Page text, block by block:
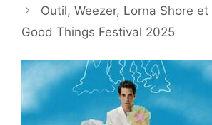
Outil, Weezer, Lorna Shore
Good Things Festival 2025